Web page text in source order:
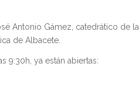
Antonio Gámez, catedrático de la
de Albacete.
9:30h, ya están abiertas: